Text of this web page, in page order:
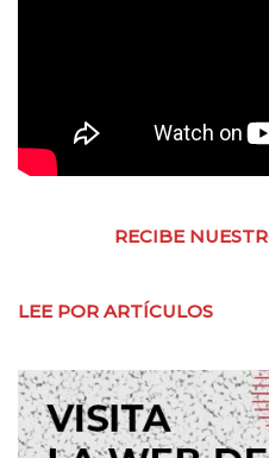
RECIBE
LEE POR ARTÍCULOS